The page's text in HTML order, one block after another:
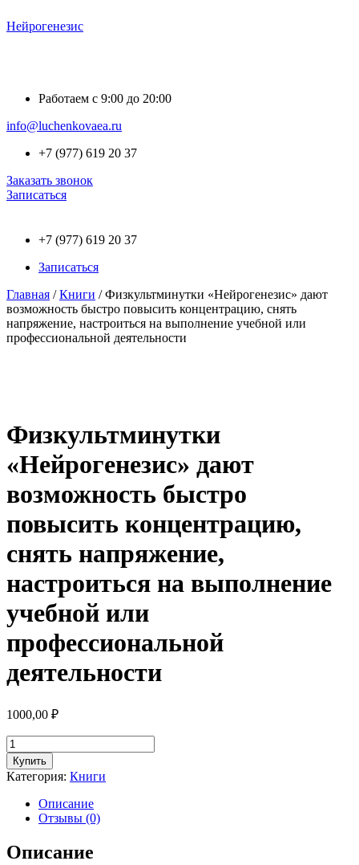
Нейрогенезис
Работаем с 9:00 до 20:00
info@luchenkovaea.ru
+7 (977) 619 20 37
Заказать звонок
Записаться
+7 (977) 619 20 37
Записаться
Главная /Книги / Физкультминутки «Нейрогенезис» дают
возможность быстро повысить концентрацию, снять
напряжение, настроиться на выполнение учебной или
профессиональной деятельности
Физкультминутки
«Нейрогенезис» дают
возможность быстро
повысить концентрацию,
снять напряжение,
настроиться на выполнение
учебной или
профессиональной
деятельности
1000,00 ₽
Количество
товара
Физкультминутки
«Нейрогенезис»
дают
возможность
быстро
повысить
концентрацию,
Купить
Категория: Книги
Описание
Отзывы (0)
Описание